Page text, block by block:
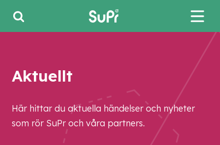
Aktuellt
Här hittar du aktuella händelser och nyheter
som rör SuPr och våra partners.